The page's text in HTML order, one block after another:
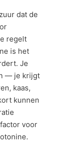
dat de
regelt
is het
Je
— je krijgt
kaas,
kunnen
voor